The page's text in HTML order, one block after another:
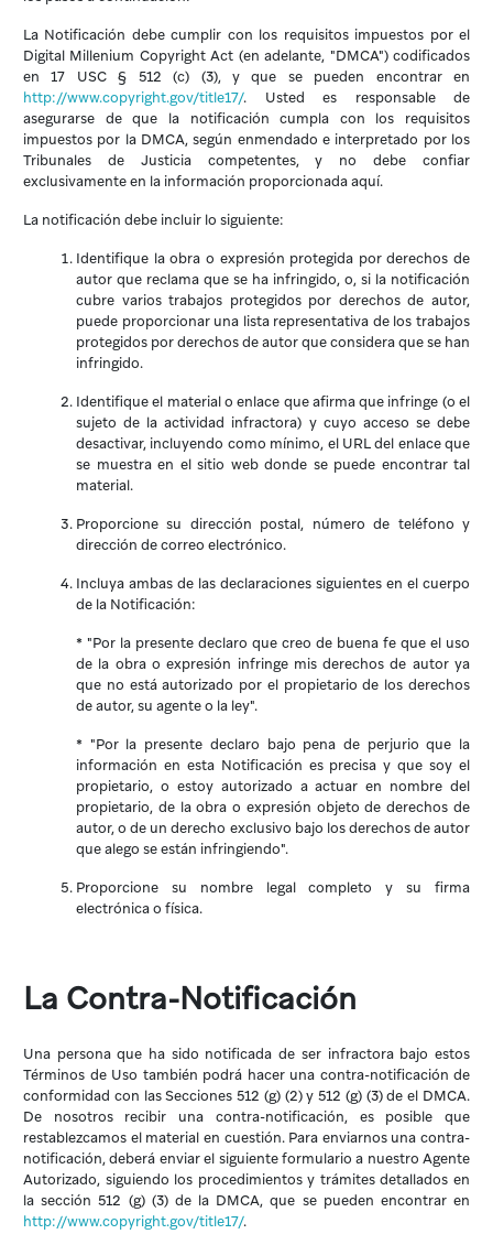
La Notificación debe cumplir con los requisitos impuestos por el
Digital Millenium Copyright Act (en adelante, "DMCA") codificados
en 17 USC § 512 (c) (3), y que se pueden encontrar en
http://www.copyright.gov/title17/. Usted es responsable de
asegurarse de que la notificación cumpla con los requisitos
impuestos por la DMCA, según enmendado e interpretado por los
Tribunales de Justicia competentes, y no debe confiar
exclusivamente en la información proporcionada aquí.
La notificación debe incluir lo siguiente:
Identifique la obra o expresión protegida por derechos de
autor que reclama que se ha infringido, o, si la notificación
cubre varios trabajos protegidos por derechos de autor,
puede proporcionar una lista representativa de los trabajos
protegidos por derechos de autor que considera que se han
infringido.
Identifique el material o enlace que afirma que infringe (o el
sujeto de la actividad infractora) y cuyo acceso se debe
desactivar, incluyendo como mínimo, el URL del enlace que
se muestra en el sitio web donde se puede encontrar tal
material.
Proporcione su dirección postal, número de teléfono y
dirección de correo electrónico.
Incluya ambas de las declaraciones siguientes en el cuerpo
de la Notificación:
* "Por la presente declaro que creo de buena fe que el uso
de la obra o expresión infringe mis derechos de autor ya
que no está autorizado por el propietario de los derechos
de autor, su agente o la ley".
* "Por la presente declaro bajo pena de perjurio que la
información en esta Notificación es precisa y que soy el
propietario, o estoy autorizado a actuar en nombre del
propietario, de la obra o expresión objeto de derechos de
autor, o de un derecho exclusivo bajo los derechos de autor
que alego se están infringiendo".
Proporcione su nombre legal completo y su firma
electrónica o física.
La Contra-Notificación
Una persona que ha sido notificada de ser infractora bajo estos
Términos de Uso también podrá hacer una contra-notificación de
conformidad con las Secciones 512 (g) (2) y 512 (g) (3) de el DMCA.
De nosotros recibir una contra-notificación, es posible que
restablezcamos el material en cuestión. Para enviarnos una contra-
notificación, deberá enviar el siguiente formulario a nuestro Agente
Autorizado, siguiendo los procedimientos y trámites detallados en
la sección 512 (g) (3) de la DMCA, que se pueden encontrar en
http://www.copyright.gov/title17/.